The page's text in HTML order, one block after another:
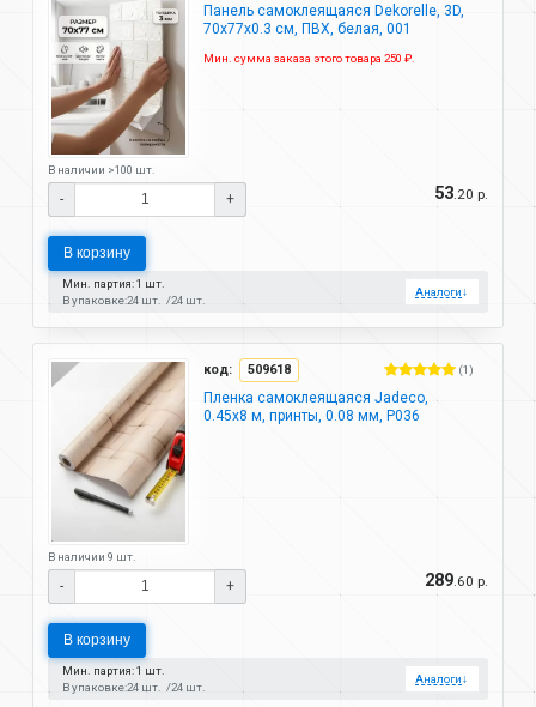
Панель самоклеящаяся Dekorelle, 3D,
70х77х0.3 см, ПВХ, белая, 001
Мин. сумма заказа этого товара 250 ₽.
В наличии >100 шт.
- + 53.20 р.
В корзину
Мин. партия: 1 шт.
В упаковке:24 шт. 24 шт.
Аналоги↓
код: 509618 (1)
Пленка самоклеящаяся Jadeco,
0.45х8 м, принты, 0.08 мм, Р036
В наличии 9 шт.
- + 289.60 р.
В корзину
Мин. партия: 1 шт.
В упаковке:24 шт. 24 шт.
Аналоги↓